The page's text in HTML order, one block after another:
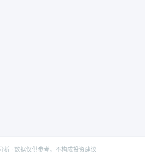
析 · 数据仅供参考，不构成投资建议